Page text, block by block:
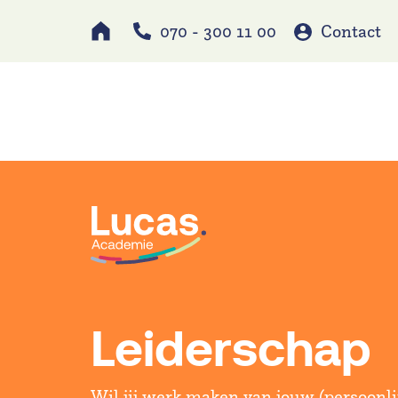
070 - 300 11 00 Contact
Leiderschap